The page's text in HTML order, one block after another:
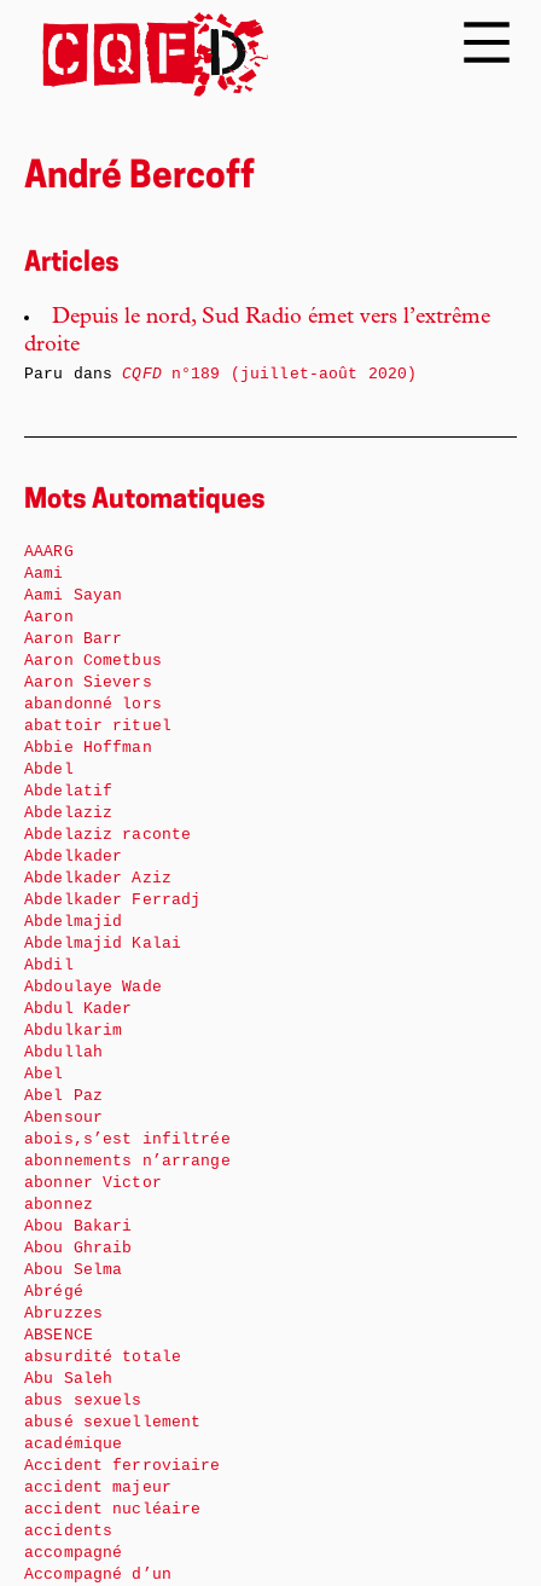
André Bercoff
Articles
Depuis le nord, Sud Radio émet vers l’extrême
droite
Paru dansCQFDn°189 (juillet-août 2020)
Mots Automatiques
AAARG
Aami
Aami Sayan
Aaron
Aaron Barr
Aaron Cometbus
Aaron Sievers
abandonné lors
abattoir rituel
Abbie Hoffman
Abdel
Abdelatif
Abdelaziz
Abdelaziz raconte
Abdelkader
Abdelkader Aziz
Abdelkader Ferradj
Abdelmajid
Abdelmajid Kalai
Abdil
Abdoulaye Wade
Abdul Kader
Abdulkarim
Abdullah
Abel
Abel Paz
Abensour
abois,s’est infiltrée
abonnements n’arrange
abonner Victor
abonnez
Abou Bakari
Abou Ghraib
Abou Selma
Abrégé
Abruzzes
ABSENCE
absurdité totale
Abu Saleh
abus sexuels
abusé sexuellement
académique
Accident ferroviaire
accident majeur
accident nucléaire
accidents
accompagné
Accompagné d’un